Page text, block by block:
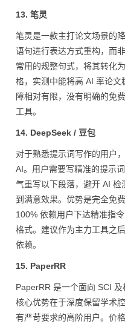
13. 笔灵
笔灵是一款主打论文场景的
语句进行表达方式重构，而
常用的规整句式，将其转化
格，实测中能将高 AI 率论
障相对有限，没有明确的免
工具。
14. DeepSeek / 豆包
对于熟悉提示词写作的用户
AI。用户需要写精准的提示
气重写以下段落，避开 AI
到满意效果。优势是完全免
100% 依赖用户下达精准指
格式。建议作为主力工具之
依赖。
15. PaperRR
PaperRR 是一个面向 SCI
核心优势在于深度保留学术
有严苛要求的高阶用户。价